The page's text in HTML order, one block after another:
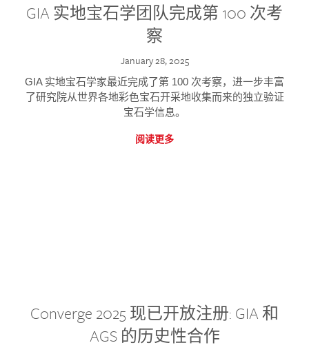
GIA 实地宝石学团队完成第 100 次考
察
January 28, 2025
GIA 实地宝石学家最近完成了第 100 次考察，进一步丰富
了研究院从世界各地彩色宝石开采地收集而来的独立验证
宝石学信息。
阅读更多
Converge 2025 现已开放注册: GIA 和
AGS 的历史性合作